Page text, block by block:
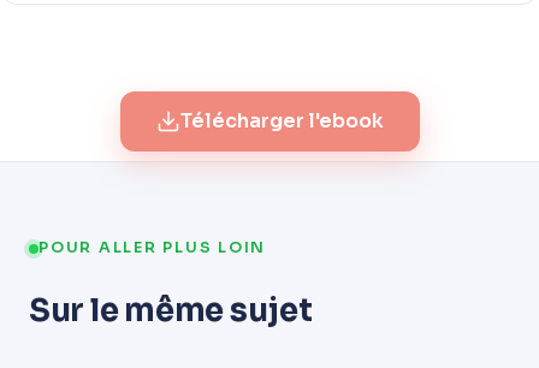
Télécharger l'ebook
POUR ALLER PLUS LOIN
Sur le même sujet